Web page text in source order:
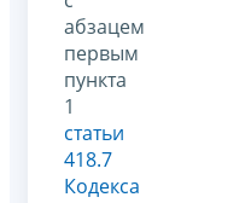
абзацем
первым
пункта
1
статьи
418.7
Кодекса